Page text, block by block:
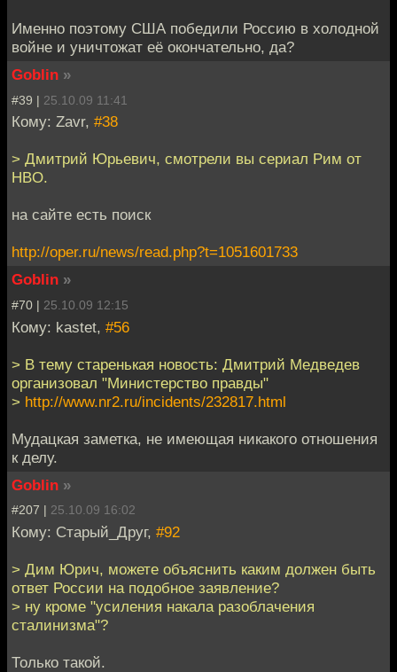
Именно поэтому США победили Россию в холодной
войне и уничтожат её окончательно, да?
Goblin »
#39 | 25.10.09 11:41
Кому: Zavr, #38
> Дмитрий Юрьевич, смотрели вы сериал Рим от
HBO.
на сайте есть поиск
http://oper.ru/news/read.php?t=1051601733
Goblin »
#70 | 25.10.09 12:15
Кому: kastet, #56
> В тему старенькая новость: Дмитрий Медведев
организовал "Министерство правды"
> http://www.nr2.ru/incidents/232817.html
Мудацкая заметка, не имеющая никакого отношения
к делу.
Goblin »
#207 | 25.10.09 16:02
Кому: Старый_Друг, #92
> Дим Юрич, можете объяснить каким должен быть
ответ России на подобное заявление?
> ну кроме "усиления накала разоблачения
сталинизма"?
Только такой.